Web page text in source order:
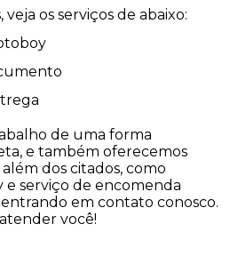
veja os serviços de abaixo:
de uma forma
e também oferecemos
dos citados, como
e serviço de encomenda
entrando em contato conosco.
você!